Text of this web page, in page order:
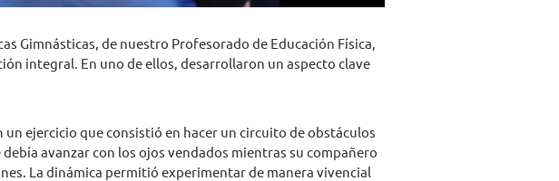
Gimnásticas, de nuestro Profesorado de Educación Física,
integral. En uno de ellos, desarrollaron un aspecto clave
ejercicio que consistió en hacer un circuito de obstáculos
avanzar con los ojos vendados mientras su compañero
La dinámica permitió experimentar de manera vivencial